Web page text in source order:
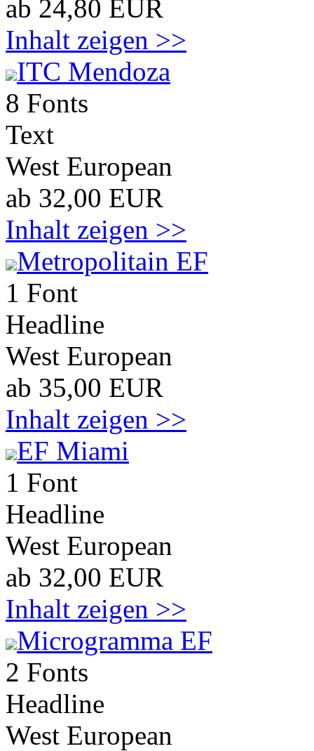
ab 24,80 EUR
Inhalt zeigen >>
ITC Mendoza
8 Fonts
Text
West European
ab 32,00 EUR
Inhalt zeigen >>
Metropolitain EF
1 Font
Headline
West European
ab 35,00 EUR
Inhalt zeigen >>
EF Miami
1 Font
Headline
West European
ab 32,00 EUR
Inhalt zeigen >>
Microgramma EF
2 Fonts
Headline
West European